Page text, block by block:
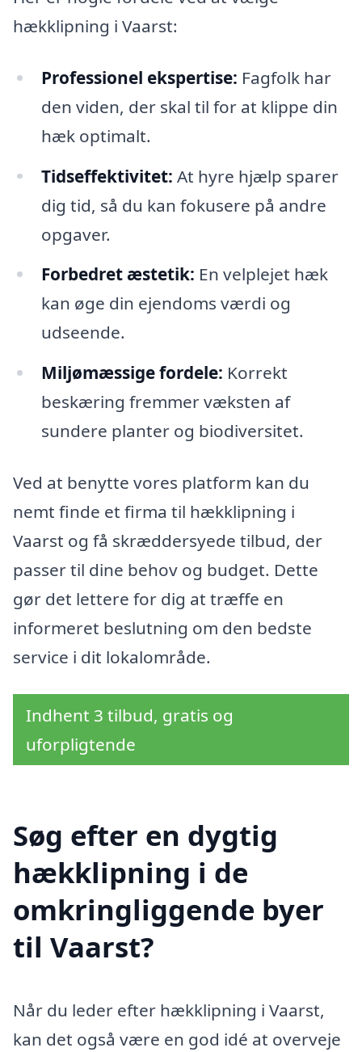
hækklipning i Vaarst:
Professionel ekspertise: Fagfolk har
den viden, der skal til for at klippe din
hæk optimalt.
Tidseffektivitet: At hyre hjælp sparer
dig tid, så du kan fokusere på andre
opgaver.
Forbedret æstetik: En velplejet hæk
kan øge din ejendoms værdi og
udseende.
Miljømæssige fordele: Korrekt
beskæring fremmer væksten af
sundere planter og biodiversitet.
Ved at benytte vores platform kan du
nemt finde et firma til hækklipning i
Vaarst og få skræddersyede tilbud, der
passer til dine behov og budget. Dette
gør det lettere for dig at træffe en
informeret beslutning om den bedste
service i dit lokalområde.
Indhent 3 tilbud, gratis og
uforpligtende
Søg efter en dygtig
hækklipning i de
omkringliggende byer
til Vaarst?
Når du leder efter hækklipning i Vaarst,
kan det også være en god idé at overveje